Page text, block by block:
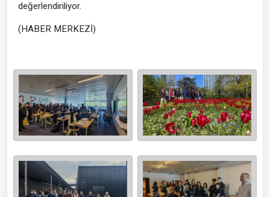
değerlendiriliyor.
(HABER MERKEZİ)